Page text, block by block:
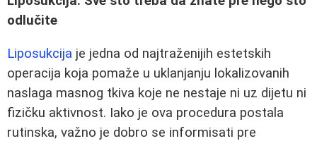
odlučite
Liposukcija je jedna od najtraženijih estetskih
operacija koja pomaže u uklanjanju lokalizovanih
naslaga masnog tkiva koje ne nestaje ni uz dijetu ni
fizičku aktivnost. Iako je ova procedura postala
rutinska, važno je dobro se informisati pre